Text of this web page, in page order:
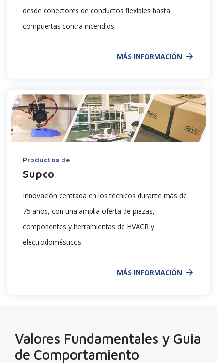
desde conectores de conductos flexibles hasta
compuertas contra incendios.
MÁS INFORMACIÓN
Productos de
Supco
Innovación centrada en los técnicos durante más de
75 años, con una amplia oferta de piezas,
componentes y herramientas de HVACR y
electrodomésticos.
MÁS INFORMACIÓN
Valores Fundamentales y Guia
de Comportamiento